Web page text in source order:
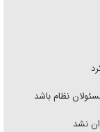
نظام باشد